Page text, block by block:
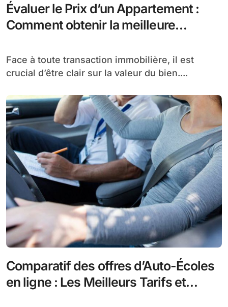
Évaluer le Prix d’un Appartement :
Comment obtenir la meilleure
?
Face à toute transaction immobilière, il est
crucial d’être clair sur la valeur du bien....
Comparatif des offres d’Auto-Écoles
en ligne : Les Meilleurs Tarifs et